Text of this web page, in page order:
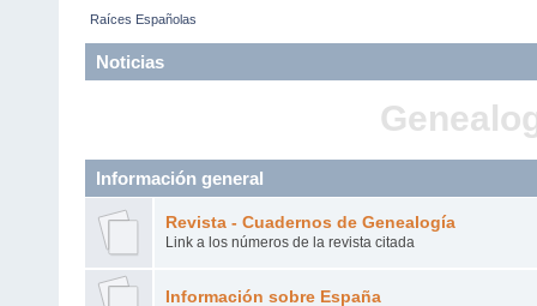
Raíces Españolas
Noticias
Información general
Revista - Cuadernos de Genealogía
Link a los números de la revista citada
Información sobre España